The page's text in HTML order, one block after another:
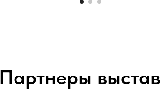
Партнеры